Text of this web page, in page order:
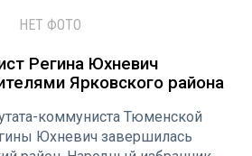
НЕТ ФОТО
Регина Юхневич
Ярковского района
коммуниста Тюменской
Юхневич завершилась